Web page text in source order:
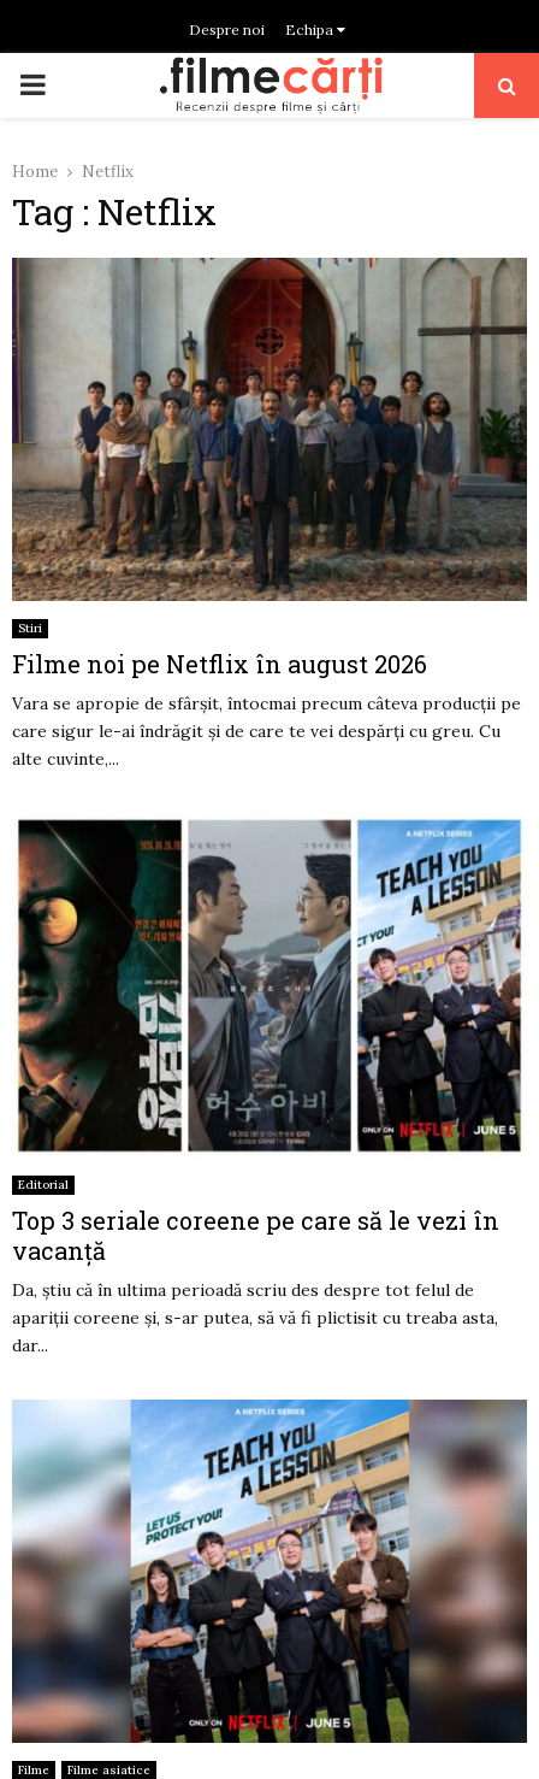
Despre noi Echipa
PRIMARY
Home Netflix
Tag : Netflix
Stiri
Filme noi pe Netflix în august 2026
Vara se apropie de sfârșit, întocmai precum câteva producții pe
care sigur le-ai îndrăgit și de care te vei despărți cu greu. Cu
alte cuvinte,...
Editorial
Top 3 seriale coreene pe care să le vezi în
vacanță
Da, știu că în ultima perioadă scriu des despre tot felul de
apariții coreene și, s-ar putea, să vă fi plictisit cu treaba asta,
dar...
Filme Filme asiatice